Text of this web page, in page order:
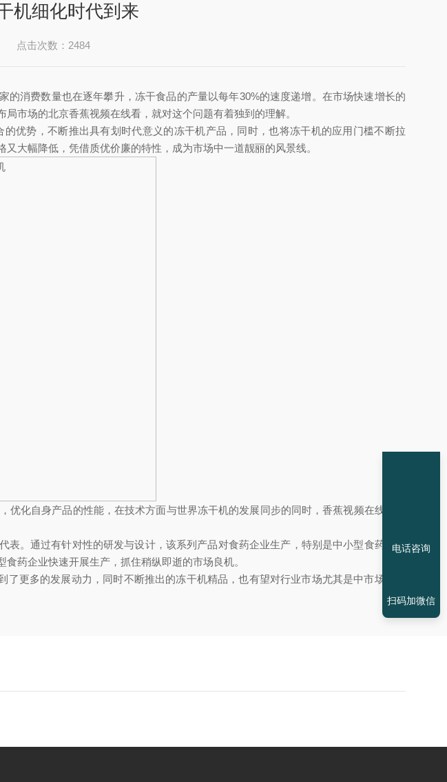
机细化时代到来
点击次数：2484
消费数量也在逐年攀升，冻干食品的产量以每年30%的速度递增。在市场快速增长的
市场的北京香蕉视频在线看，就对这个问题有着独到的理解。
优势，不断推出具有划时代意义的冻干机产品，同时，也将冻干机的应用门槛不断拉
大幅降低，凭借质优价廉的特性，成为市场中一道靓丽的风景线。
化自身产品的性能，在技术方面与世界冻干机的发展同步的同时，香蕉视频在线看还
。通过有针对性的研发与设计，该系列产品对食药企业生产，特别是中小型食药企业
药企业快速开展生产，抓住稍纵即逝的市场良机。
更多的发展动力，同时不断推出的冻干机精品，也有望对行业市场尤其是中市场将带
电话咨询
扫码加微信